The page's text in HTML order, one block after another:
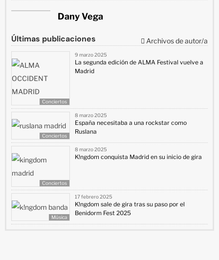
Dany Vega
Últimas publicaciones Archivos de autor/a
Conciertos
9 marzo 2025
La segunda edición de ALMA Festival vuelve a
Madrid
Conciertos
8 marzo 2025
España necesitaba a una rockstar como
Ruslana
Conciertos
8 marzo 2025
K!ngdom conquista Madrid en su inicio de gira
Música
17 febrero 2025
K!ngdom sale de gira tras su paso por el
Benidorm Fest 2025